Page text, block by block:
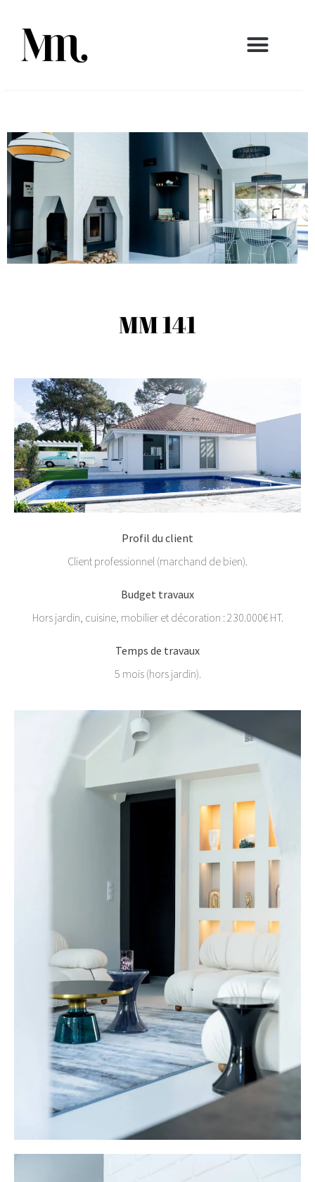
MM 141
Profil du client
Client professionnel (marchand de bien).
Budget travaux
Hors jardin, cuisine, mobilier et décoration : 230.000€ HT.
Temps de travaux
5 mois (hors jardin).